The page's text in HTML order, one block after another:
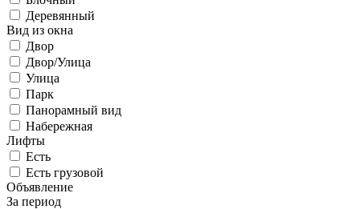
Деревянный
Вид из окна
Двор
Двор/Улица
Улица
Парк
Панорамный вид
Набережная
Лифты
Есть
Есть грузовой
Объявление
За период